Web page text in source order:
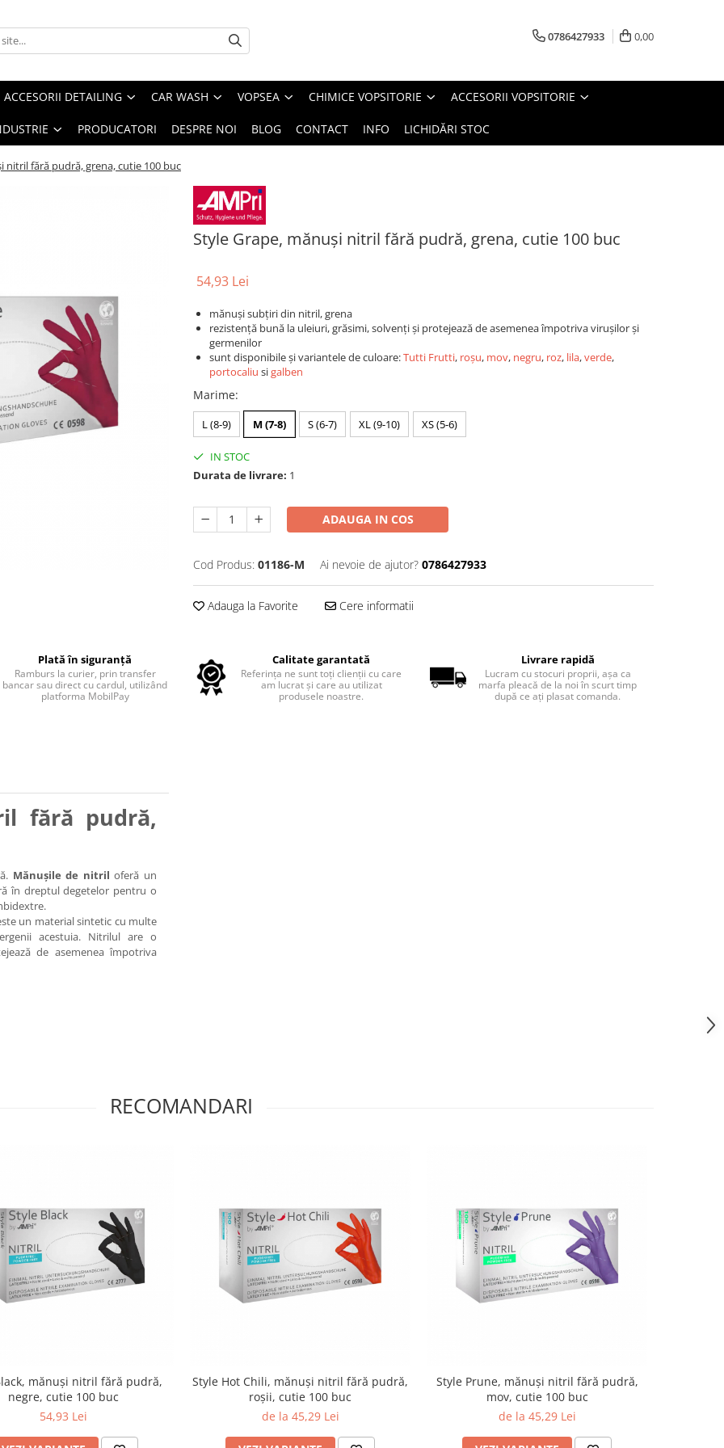
0786427933 0,00
ACCESORII DETAILING CAR WASH VOPSEA CHIMICE VOPSITORIE ACCESORII VOPSITORIE
PRODUCATORI DESPRE NOI BLOG CONTACT INFO LICHIDĂRI STOC
nitril fără pudră, grena, cutie 100 buc
Style Grape, mănuși nitril fără pudră, grena, cutie 100 buc
54,93 Lei
mănuși subțiri din nitril, grena
rezistență bună la uleiuri, grăsimi, solvenți și protejează de asemenea împotriva virușilor și
germenilor
sunt disponibile și variantele de culoare:Tutti Frutti, roșu, mov, negru, roz, lila,verde,
portocaliu sigalben
Marime:
L (8-9) M (7-8) S (6-7) XL (9-10) XS (5-6)
IN STOC
Durata de livrare: 1
ADAUGA IN COS
Cod Produs: 01186-M Ai nevoie de ajutor? 0786427933
Adauga la Favorite Cere informatii
Plată în siguranță
Ramburs la curier, prin transfer
bancar sau direct cu cardul, utilizând
platforma MobilPay
Calitate garantată
Referința ne sunt toți clienții cu care
am lucrat și care au utilizat
produsele noastre.
Livrare rapidă
Lucram cu stocuri proprii, așa ca
marfa pleacă de la noi în scurt timp
după ce ați plasat comanda.
fără pudră,
Mănușile de nitril oferă un
în dreptul degetelor pentru o
un material sintetic cu multe
acestuia. Nitrilul are o
de asemenea împotriva
RECOMANDARI
mănuși nitril fără pudră,
negre, cutie 100 buc
54,93 Lei
Style Hot Chili, mănuși nitril fără pudră,
roșii, cutie 100 buc
de la 45,29 Lei
Style Prune, mănuși nitril fără pudră,
mov, cutie 100 buc
de la 45,29 Lei